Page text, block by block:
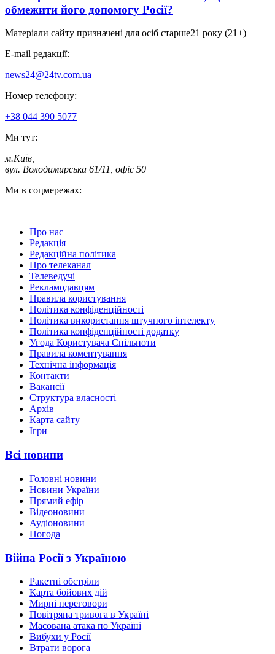
обмежити його допомогу Росії?
Матеріали сайту призначені для осіб старше21 року (21+)
E-mail редакції:
news24@24tv.com.ua
Номер телефону:
+38 044 390 5077
Ми тут:
м.Київ
вул. Володимирська 61/11, офіс 50
Ми в соцмережах:
Про нас
Редакція
Редакційна політика
Про телеканал
Телеведучі
Рекламодавцям
Правила користування
Політика конфіденційності
Політика використання штучного інтелекту
Політика конфіденційності додатку
Угода Користувача Спільноти
Правила коментування
Технічна інформація
Контакти
Вакансії
Структура власності
Архів
Карта сайту
Ігри
Всі новини
Головні новини
Новини України
Прямий ефір
Відеоновини
Аудіоновини
Погода
Війна Росії з Україною
Ракетні обстріли
Карта бойових дій
Мирні переговори
Повітряна тривога в Україні
Масована атака по Україні
Вибухи у Росії
Втрати ворога